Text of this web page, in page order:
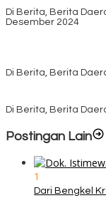
Di Berita, Berita
Desember 2024
Di Berita, Berita
Di Berita, Berita
Postingan Lain
1
Dari Bengkel